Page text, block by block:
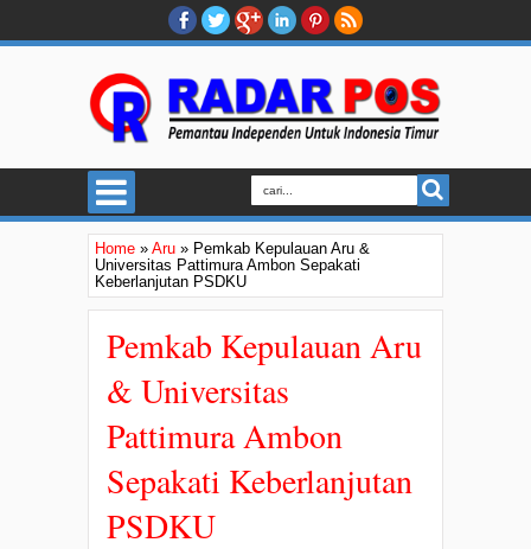
Home » Aru » Pemkab Kepulauan Aru &
Universitas Pattimura Ambon Sepakati
Keberlanjutan PSDKU
Pemkab Kepulauan Aru
& Universitas
Pattimura Ambon
Sepakati Keberlanjutan
PSDKU